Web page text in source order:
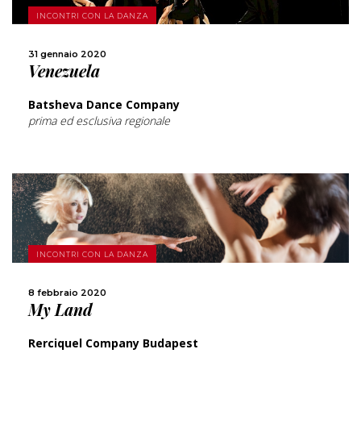
INCONTRI CON LA DANZA
31 gennaio 2020
Venezuela
Batsheva Dance Company
prima ed esclusiva regionale
SCOPRI DI PIÙ
INCONTRI CON LA DANZA
8 febbraio 2020
My Land
Rerciquel Company Budapest
SCOPRI DI PIÙ